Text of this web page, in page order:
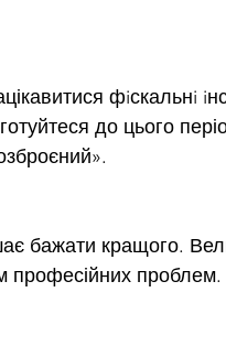
фiскальнi
до цього
бажати кращого.
професійних